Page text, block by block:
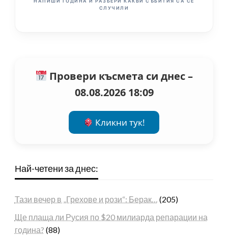
СЛУЧИЛИ
Провери късмета си днес –
08.08.2026 18:09
Кликни тук!
Най-четени за днес:
Тази вечер в „Грехове и рози“: Берак… (205)
Ще плаща ли Русия по $20 милиарда репарации на
година? (88)